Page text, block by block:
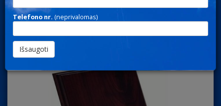
H157 / IŠPARDAVIMAS
(vidiniam naudojimui)
Telefono nr. (neprivalomas)